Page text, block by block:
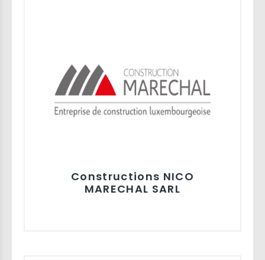
Constructions NICO
MARECHAL SARL